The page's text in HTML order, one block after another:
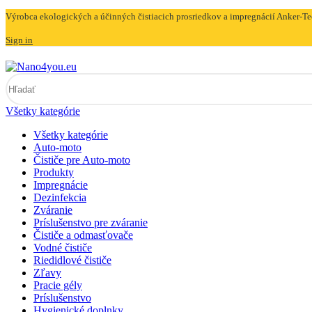
Výrobca ekologických a účinných čistiacich prosriedkov a impregnácií Anker-
Sign in
Všetky kategórie
Všetky kategórie
Auto-moto
Čističe pre Auto-moto
Produkty
Impregnácie
Dezinfekcia
Zváranie
Príslušenstvo pre zváranie
Čističe a odmasťovače
Vodné čističe
Riedidlové čističe
Zľavy
Pracie gély
Príslušenstvo